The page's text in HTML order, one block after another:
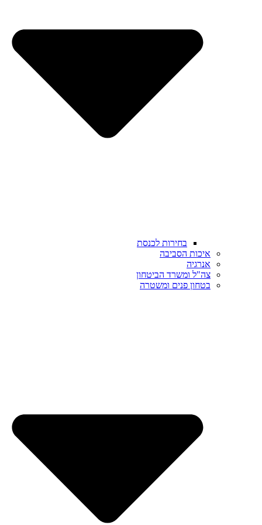
בחירות לכנסת
איכות הסביבה
אנרגיה
צה"ל ומשרד הביטחון
בטחון פנים ומשטרה